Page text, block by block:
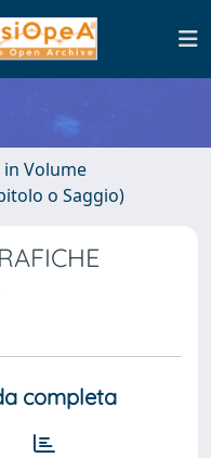
Volume
o Saggio)
completa